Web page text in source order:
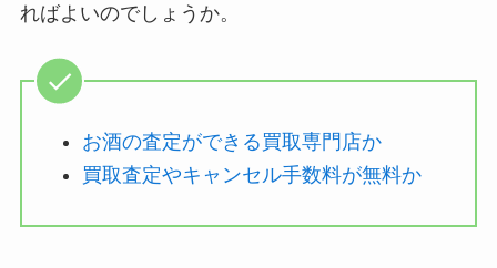
ればよいのでしょうか。
お酒の査定ができる買取専門店か
買取査定やキャンセル手数料が無料か